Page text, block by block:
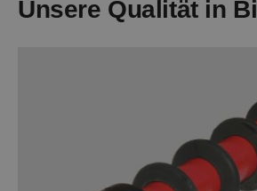
Unsere Qualität in